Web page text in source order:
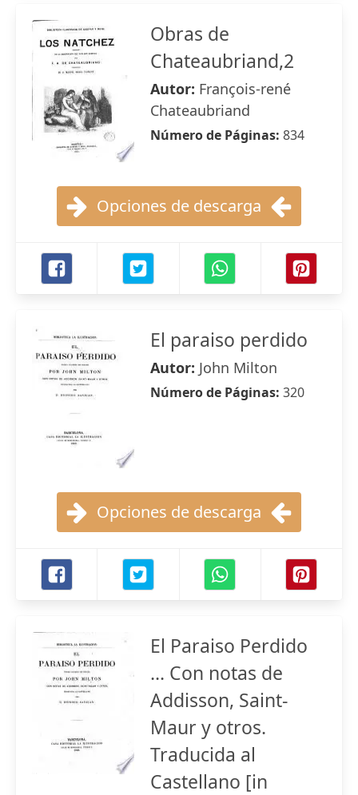
Obras de
Chateaubriand,2
Autor: François-rené
Chateaubriand
Número de Páginas: 834
Opciones de descarga
El paraiso perdido
Autor: John Milton
Número de Páginas: 320
Opciones de descarga
El Paraiso Perdido
... Con notas de
Addisson, Saint-
Maur y otros.
Traducida al
Castellano [in